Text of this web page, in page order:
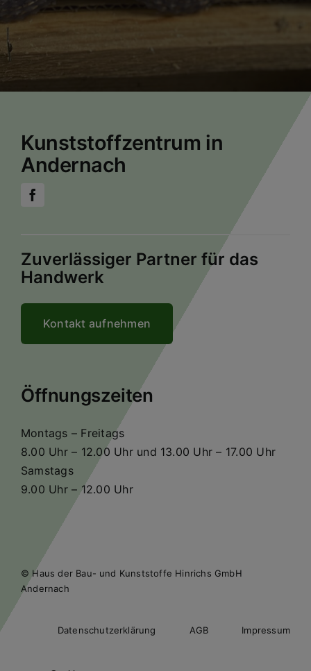
Kunststoffzentrum in
Andernach
Zuverlässiger Partner für das
Handwerk
Kontakt aufnehmen
Öffnungszeiten
Montags – Freitags
8.00 Uhr – 12.00 Uhr und 13.00 Uhr – 17.00 Uhr
Samstags
9.00 Uhr – 12.00 Uhr
© Haus der Bau- und Kunststoffe Hinrichs GmbH
Andernach
Datenschutzerklärung AGB Impressum